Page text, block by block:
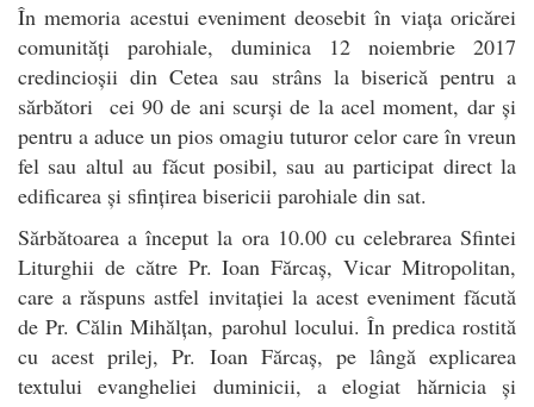
În memoria acestui eveniment deosebit în viața oricărei
comunități parohiale, duminica 12 noiembrie 2017
credincioșii din Cetea sau strâns la biserică pentru a
sărbători cei 90 de ani scurși de la acel moment, dar și
pentru a aduce un pios omagiu tuturor celor care în vreun
fel sau altul au făcut posibil, sau au participat direct la
edificarea și sfințirea bisericii parohiale din sat.
Sărbătoarea a început la ora 10.00 cu celebrarea Sfintei
Liturghii de către Pr. Ioan Fărcaș, Vicar Mitropolitan,
care a răspuns astfel invitației la acest eveniment făcută
de Pr. Călin Mihălțan, parohul locului. În predica rostită
cu acest prilej, Pr. Ioan Fărcaș, pe lângă explicarea
textului evangheliei duminicii, a elogiat hărnicia și